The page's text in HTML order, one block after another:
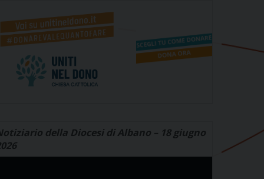
della Diocesi di Albano – 18 giugno